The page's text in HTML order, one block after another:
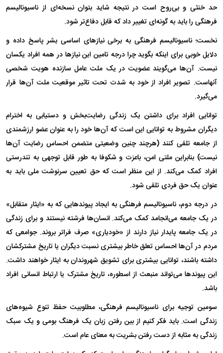
حد خنثی و بی‌روح است در نتیجه شاید بتوان نسخه‌ای از ناسیونالیسم
فرهنگی را باید به گونه‌ای تغییر داد که قابل دفاع‌تر شود.
نخست؛ ناسیونالیسم فرهنگی به برخی نیاز‌های اساسی بشر پاسخ داده و
دلایل خوبی برای اینکه بگوید چرا درجه تامین این نیاز‌ها در همه افراد یکسان
نیست. آن‌ها می‌گویند عضویت در یک ملت عامل سازنده هویت شخصی
آنهاست. تصویر افراد از خود به شدت تحت تاثیر موقعیت ملت آن‌ها قرار
می‌گیرد.
توانایی افراد برای داشتن یک زندگی رضایت‌بخش و دستیابی به اخترام
دیگران مشروط به توانایی این است که آن‌ها خود را به عنوان عضو ارزشمندی
از جامعه تلقی کنند (هرچند چنین وضعیتی متضمن احساس رضایت آن‌ها
نیست) بنابراین ملتی امن، باعزت و شکوفا به طور قابل توجهی به تندرستی
افراد کمک می‌کند. از این منظر است که حق تعیین سرنوشت ملی باید به
عنوان یک حق فردی تلقی شود.
در درجه دوم، ناسیونالیسم فرهنگی به ایجاد پیوند‌هایی که به «ایثار متقابل»
در یک جامعه می‌انجامد کمک می‌کند. انسان‌ها فرشته نیستند و برای زندگی
در یک جامعه پایدار نیاز دارند از «خودیاری» صرف فراتر بروند. جوامعی که
مردم در آن‌ها احساس تعلق خاطر بیشتری نسبت دیگران یا تاریخ مشترکشان
داشته باشند، توانایی بیشتری برای تشویق شهروندان به ایثار خواهند داشت.
این پیوند‌ها می‌تواند منبعث از اسطوره، تاریخ مشترک یا ارتباط انسانی افراد
باشد.
سومین توجیه برای ناسیونالیسم فرهنگی، مطلوبیت حفظ تنوع شیوه‌های
زندگی است. باید فکر کنیم از بین رفتن زبان یک فرهنگ بومی و یک سبک
زندگی به مثابه از دست رفتن بشریت به معنای عام است.